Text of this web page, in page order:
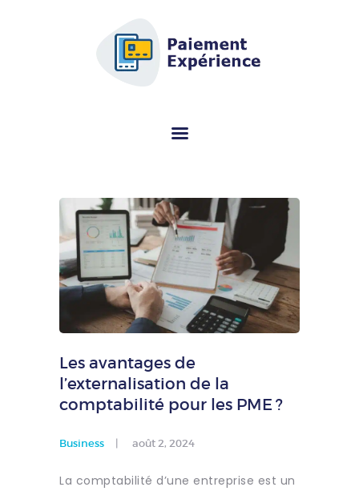
AFSCM.ORG - GUIDE D'ACHAT
Vous cherchez des informations sur le terminal de paiement (TPE) ? Ce
portail spécialisé vous aide à choisir le bon modèle gratuitement.
AVIS PAR MARQUES
CONSEILS
QUI SOMMES-NOUS ?
Les avantages de
l’externalisation de la
comptabilité pour les PME ?
Business août 2, 2024
La comptabilité d’une entreprise est un